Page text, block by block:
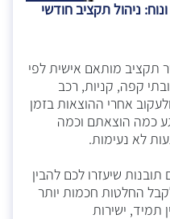
ניהול תקציב חודשי
תקציב מותאם אישית לפי
קפה, קניות, רכב
אחרי ההוצאות בזמן
כמה הוצאתם וכמה
לא נעימות.
שיעזרו לכם להבין
החלטות חכמות יותר
תמיד, ישירות